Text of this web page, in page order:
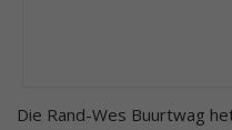
Die Rand-Wes Buurtwag